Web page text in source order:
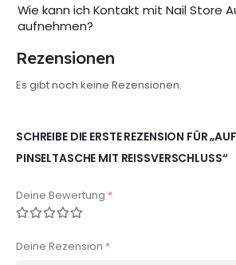
Wie kann ich Kontakt mit Nail Store
aufnehmen?
Rezensionen
Es gibt noch keine Rezensionen.
SCHREIBE DIE ERSTE REZENSION FÜR
PINSELTASCHE MIT REISSVERSCHLUSS“
Deine Bewertung *
Deine Rezension *